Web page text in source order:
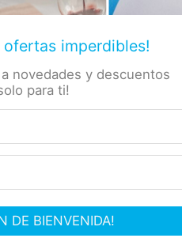
ofertas imperdibles!
novedades y descuentos
para ti!
DE BIENVENIDA!
(+18) Blanco (+18)
–